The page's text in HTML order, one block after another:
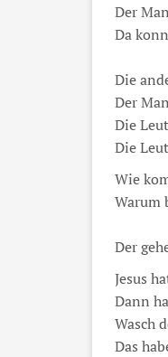
Der
Da
Die
Der
Die
Die
Wie
Warum
Der
Jesus
Dann
Wasch
Das